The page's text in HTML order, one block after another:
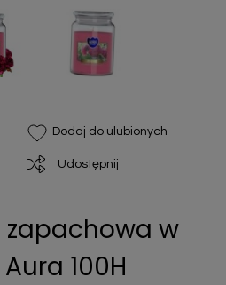
Dodaj do ulubionych
Udostępnij
zapachowa w
Aura 100H